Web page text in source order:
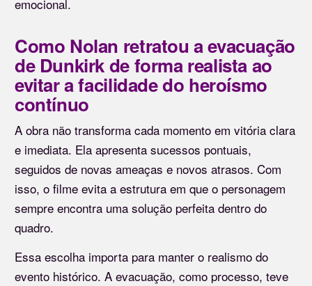
emocional.
Como Nolan retratou a evacuação
de Dunkirk de forma realista ao
evitar a facilidade do heroísmo
contínuo
A obra não transforma cada momento em vitória clara
e imediata. Ela apresenta sucessos pontuais,
seguidos de novas ameaças e novos atrasos. Com
isso, o filme evita a estrutura em que o personagem
sempre encontra uma solução perfeita dentro do
quadro.
Essa escolha importa para manter o realismo do
evento histórico. A evacuação, como processo, teve